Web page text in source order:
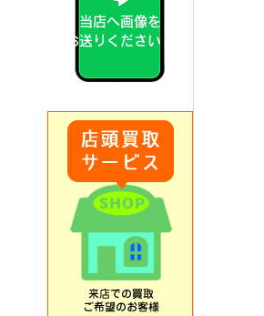
当店へ画像を
お送りください！